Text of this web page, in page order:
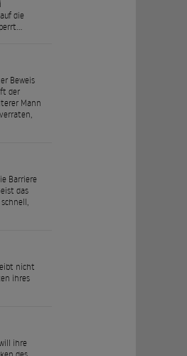
die
Beweis
der
Mann
Barriere
das
nicht
ihres
ihre